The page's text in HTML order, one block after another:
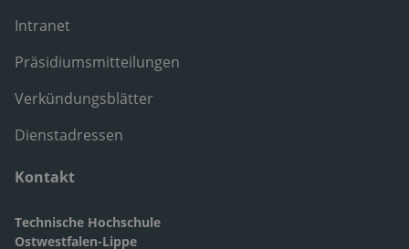
Intranet
Präsidiumsmitteilungen
Verkündungsblätter
Dienstadressen
Kontakt
Technische Hochschule
Ostwestfalen-Lippe